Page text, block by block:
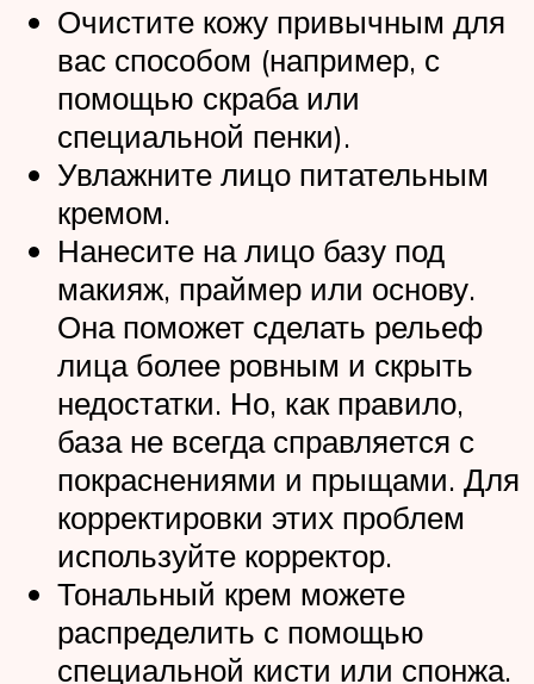
Очистите кожу привычным для
вас способом (например, с
помощью скраба или
специальной пенки).
Увлажните лицо питательным
кремом.
Нанесите на лицо базу под
макияж, праймер или основу.
Она поможет сделать рельеф
лица более ровным и скрыть
недостатки. Но, как правило,
база не всегда справляется с
покраснениями и прыщами. Для
корректировки этих проблем
используйте корректор.
Тональный крем можете
распределить с помощью
специальной кисти или спонжа.